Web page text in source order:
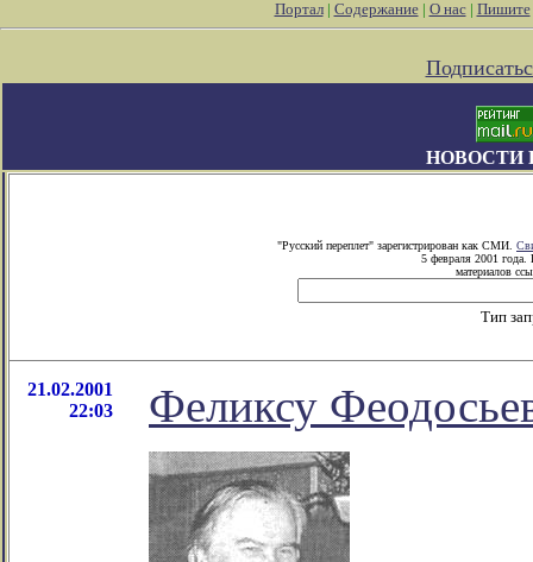
Портал| Содержание| О нас| Пишите
НОВОСТИ
"Русский переплет" зарегистрирован как СМИ.
5 февраля 2001 года.
материалов
Тип
21.02.2001
22:03
Феликсу